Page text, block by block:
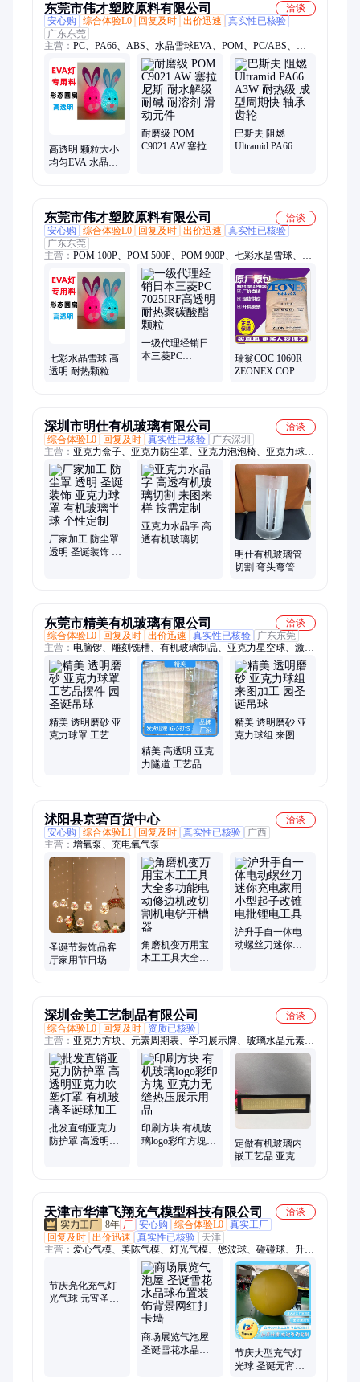
东莞市伟才塑胶原料有限公司
洽谈
安心购
综合体验L0 回复及时 出价迅速
真实性已核验
广东东莞
主营： PC、PA66、ABS、水晶雪球EVA、POM、PC/ABS、
EVA、LCP、PP、TPU
高透明 颗粒大小
均匀EVA 水晶雪
耐磨级 POM
C9021 AW 塞拉尼
巴斯夫 阻燃
Ultramid PA66
东莞市伟才塑胶原料有限公司
洽谈
安心购
综合体验L0 回复及时 出价迅速
真实性已核验
广东东莞
主营： POM 100P、POM 500P、POM 900P、七彩水晶雪球、
757、ABS PA-747、ABS PA-758R、ABS PA-758
七彩水晶雪球 高
透明 耐热颗粒球
一级代理经销日
本三菱PC
瑞翁COC 1060R
ZEONEX COP
深圳市明仕有机玻璃有限公司
洽谈
综合体验L0
回复及时 真实性已核验
广东深圳
主营： 亚克力盒子、亚克力防尘罩、亚克力泡泡椅、亚克力球、
有机玻璃漏斗、亚克力糖果盒、亚克力装饰画、有机玻璃制品、
亚克力热弯
厂家加工 防尘罩
透明 圣诞装饰 亚
亚克力水晶字 高
透有机玻璃切割
明仕有机玻璃管
切割 弯头弯管定
东莞市精美有机玻璃有限公司
洽谈
综合体验L0
回复及时 出价迅速 真实性已核验
广东东莞
主营： 电脑锣、雕刻铣槽、有机玻璃制品、亚克力星空球、激光
切割打孔
精美 透明磨砂 亚
克力球罩 工艺品
精美 高透明 亚克
力隧道 工艺品摆
精美 透明磨砂 亚
克力球组 来图加
沭阳县京碧百货中心
洽谈
安心购
综合体验L1 回复及时 真实性已核验
广西
主营： 增氧泵、充电氧气泵
圣诞节装饰品客
厅家用节日场景
角磨机变万用宝
木工工具大全多
沪升手自一体电
动螺丝刀迷你充
深圳金美工艺制品有限公司
洽谈
综合体验L0
回复及时
资质已核验
主营： 亚克力方块、元素周期表、学习展示牌、玻璃水晶元素、
亚克力工艺品、亚克力展示牌、元素周期表现货、元素周期表摆
件、化学元素周期表、化学元素表亚克力、元素化学表水晶内
埋、实物版元素周期表、元素周期表展示牌工艺品、化学表实物
镶嵌、元素表实物内埋、化学周期表实体内置工艺品、亚克力元
素内藏工艺品、元素周期表展示牌、化学元素周期表内埋工艺
品、元素周期表内嵌工艺品、亚克力内埋、亚克力内镶、亚克力
镶嵌、元素周期表实物
批发直销亚克力
防护罩 高透明亚
印刷方块 有机玻
璃logo彩印方塊
定做有机玻璃内
嵌工艺品 亚克力
天津市华津飞翔充气模型科技有限公司
洽谈
8年 厂 安心购 综合体验L0 真实工厂
回复及时 出价迅速 真实性已核验
天津
主营： 爱心气模、美陈气模、灯光气模、悠波球、碰碰球、升空
气球、空飘气球、水晶球、pvc气球、落地气球、月球气模、充
气星球、发光气模、充气气模、充气模型、卡通气模、支架水
池、充气水池、充气拱门、游泳池、水上滚筒、气模、端午节气
模、马年气模、长毛绒卡通气模
节庆亮化充气灯
光气球 元宵圣诞
商场展览气泡屋
圣诞雪花水晶球
节庆大型充气灯
光球 圣诞元宵场